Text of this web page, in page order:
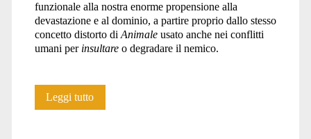
funzionale alla nostra enorme propensione alla
devastazione e al dominio, a partire proprio dallo stesso
concetto distorto di Animaleusato anche nei conflitti
umani per insultareo degradare il nemico.
Leggi tuttoIl